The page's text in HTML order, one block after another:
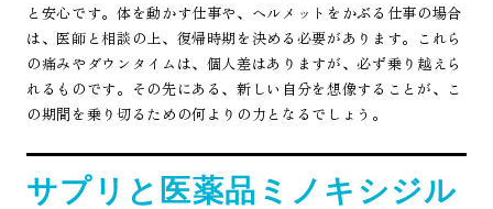
と安心です。体を動かす仕事や、ヘルメットをかぶる仕事の場合
は、医師と相談の上、復帰時期を決める必要があります。これら
の痛みやダウンタイムは、個人差はありますが、必ず乗り越えら
れるものです。その先にある、新しい自分を想像することが、こ
の期間を乗り切るための何よりの力となるでしょう。
サプリと医薬品ミノキシジル